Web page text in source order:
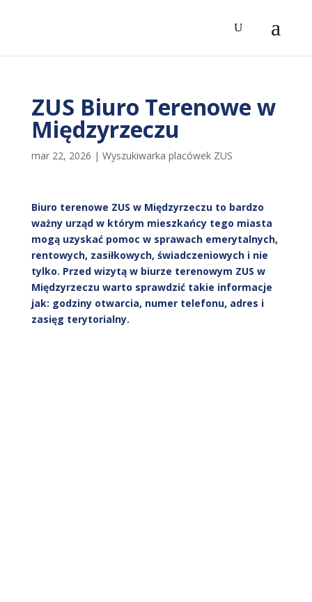
ZUS Biuro Terenowe w
Międzyrzeczu
mar 22, 2026 | Wyszukiwarka placówek ZUS
Biuro terenowe ZUS w Międzyrzeczu to bardzo
ważny urząd w którym mieszkańcy tego miasta
mogą uzyskać pomoc w sprawach emerytalnych,
rentowych, zasiłkowych, świadczeniowych i nie
tylko. Przed wizytą w biurze terenowym ZUS w
Międzyrzeczu warto sprawdzić takie informacje
jak: godziny otwarcia, numer telefonu, adres i
zasięg terytorialny.